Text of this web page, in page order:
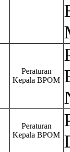
Peraturan
Kepala BPOM
Peraturan
Kepala BPOM